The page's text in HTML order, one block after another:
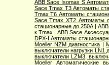
ABB Sace Isomax S
Sace Tmax T3 Автоматы
Tmax T6 Автоматы
Sace Tmax XT2 Автоматы
стационарные до 250А|
к Tmax | ABB Sace
DPX-I Автоматы
Moeller NZM диагностика |
выключатели нагрузки LN1
выключатели LZM3,
Moeller Автоматические